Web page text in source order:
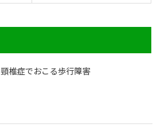
頸椎症でおこる歩行障害